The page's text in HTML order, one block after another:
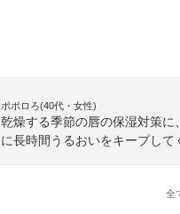
ポポロろ(40代・女性)
乾燥する季節の唇の保湿対策
に長時間うるおいをキープし
全